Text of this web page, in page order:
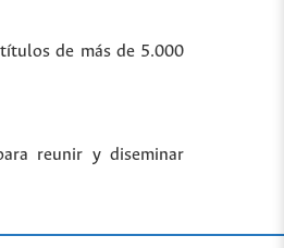
de más de 5.000
reunir y diseminar